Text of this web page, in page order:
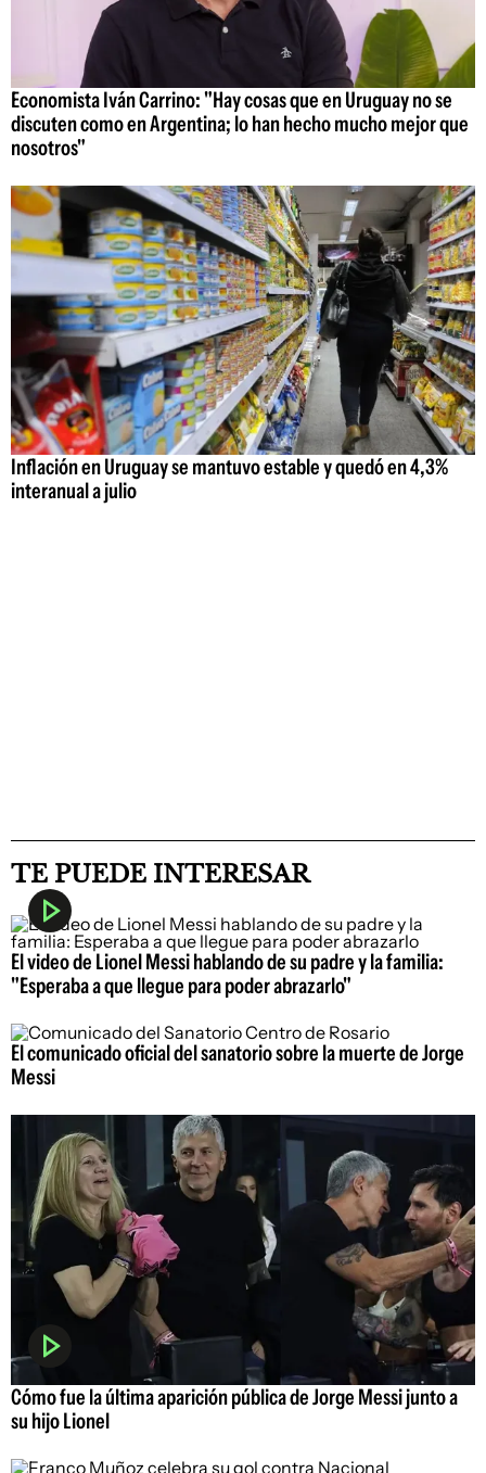
Economista Iván Carrino: "Hay cosas que en Uruguay no se
discuten como en Argentina; lo han hecho mucho mejor que
nosotros"
Inflación en Uruguay se mantuvo estable y quedó en 4,3%
interanual a julio
TE PUEDE INTERESAR
El video de Lionel Messi hablando de su padre y la familia:
"Esperaba a que llegue para poder abrazarlo"
El comunicado oficial del sanatorio sobre la muerte de Jorge
Messi
Cómo fue la última aparición pública de Jorge Messi junto a
su hijo Lionel